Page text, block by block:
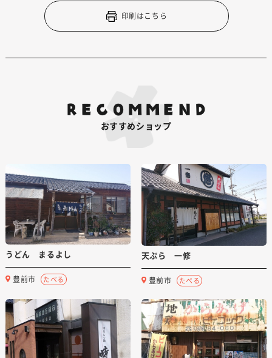
印刷はこちら
RECOMMEND
おすすめショップ
うどん まるよし
豊前市 たべる
天ぷら 一修
豊前市 たべる